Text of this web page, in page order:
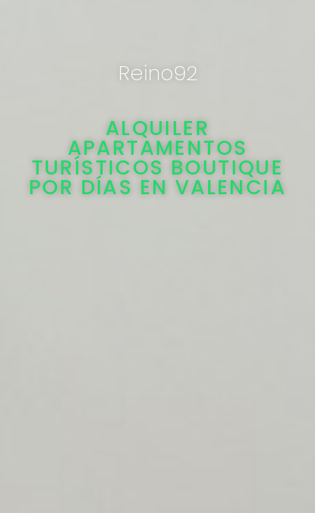
Reino92
ALQUILER
APARTAMENTOS
TURÍSTICOS BOUTIQUE
POR DÍAS EN VALENCIA